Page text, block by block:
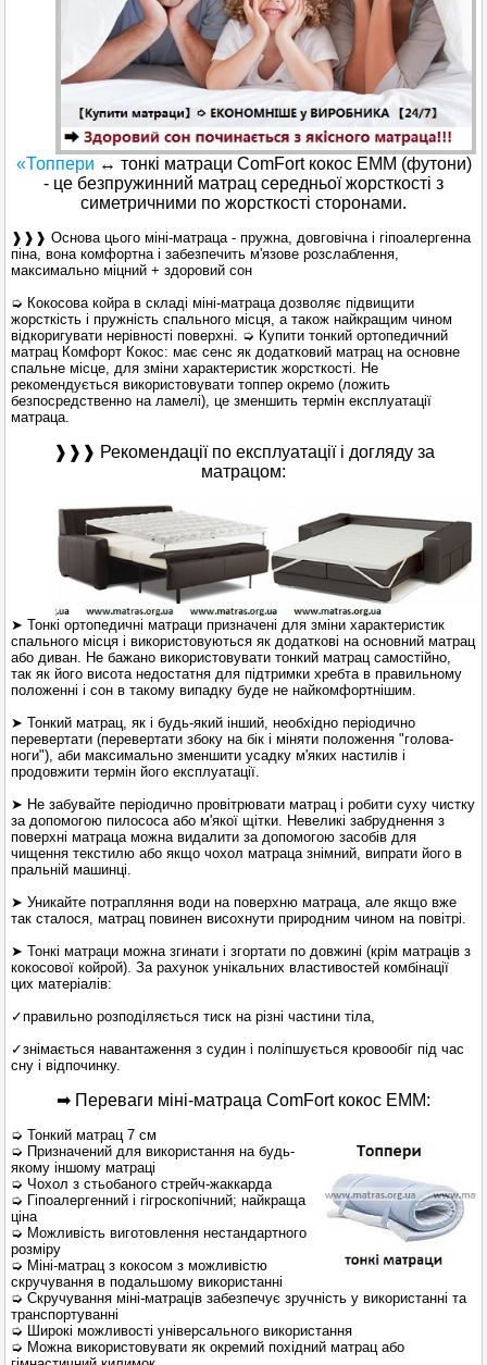
«Топпери ↔ тонкі матраци ComFort кокос ЕММ (футони)
- це безпружинний матрац середньої жорсткості з
симетричними по жорсткості сторонами.
❱❱❱ Основа цього міні-матраца - пружна, довговічна і гіпоалергенна
піна, вона комфортна і забезпечить м'язове розслаблення,
максимально міцний + здоровий сон
➭ Кокосова койра в складі міні-матраца дозволяє підвищити
жорсткість і пружність спального місця, а також найкращим чином
відкоригувати нерівності поверхні. ➭ Купити тонкий ортопедичний
матрац Комфорт Кокос: має сенс як додатковий матрац на основне
спальне місце, для зміни характеристик жорсткості. Не
рекомендується використовувати топпер окремо (ложить
безпосредственно на ламелі), це зменшить термін експлуатації
матраца.
❱❱❱ Рекомендації по експлуатації і догляду за
матрацом:
➤ Тонкі ортопедичні матраци призначені для зміни характеристик
спального місця і використовуються як додаткові на основний матрац
або диван. Не бажано використовувати тонкий матрац самостійно,
так як його висота недостатня для підтримки хребта в правильному
положенні і сон в такому випадку буде не найкомфортнішим.
➤ Тонкий матрац, як і будь-який інший, необхідно періодично
перевертати (перевертати збоку на бік і міняти положення "голова-
ноги"), аби максимально зменшити усадку м'яких настилів і
продовжити термін його експлуатації.
➤ Не забувайте періодично провітрювати матрац і робити суху чистку
за допомогою пилососа або м'якої щітки. Невеликі забруднення з
поверхні матраца можна видалити за допомогою засобів для
чищення текстилю або якщо чохол матраца знімний, випрати його в
пральній машинці.
➤ Уникайте потрапляння води на поверхню матраца, але якщо вже
так сталося, матрац повинен висохнути природним чином на повітрі.
➤ Тонкі матраци можна згинати і згортати по довжині (крім матраців з
кокосової койрой). За рахунок унікальних властивостей комбінації
цих матеріалів:
✓правильно розподіляється тиск на різні частини тіла,
✓знімається навантаження з судин і поліпшується кровообіг під час
сну і відпочинку.
➡ Переваги міні-матраца ComFort кокос ЕММ:
➭ Тонкий матрац 7 см
➭ Призначений для використання на будь-
якому іншому матраці
➭ Чохол з стьобаного стрейч-жаккарда
➭ Гіпоалергенний і гігроскопічний; найкраща
ціна
➭ Можливість виготовлення нестандартного
розміру
➭ Міні-матрац з кокосом з можливістю
скручування в подальшому використанні
➭ Скручування міні-матраців забезпечує зручність у використанні та
транспортуванні
➭ Широкі можливості універсального використання
➭ Можна використовувати як окремий похідний матрац або